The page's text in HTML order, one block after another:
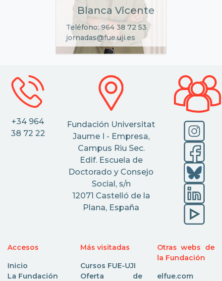
Blanca Vicente
Teléfono: 964 38 72 53
jornadas@fue.uji.es
+34 964
38 72 22
Fundación Universitat
Jaume I - Empresa,
Campus Riu Sec.
Edif. Escuela de
Doctorado y Consejo
Social, s/n
12071 Castelló de la
Plana, España
Accesos
Inicio
La Fundación
Más visitadas
Cursos FUE-UJI
Oferta de
Otras webs de
la Fundación
elfue.com